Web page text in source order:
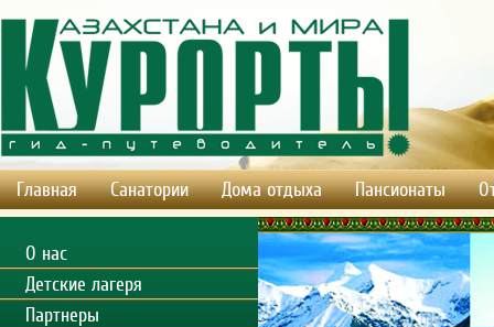
Главная Санатории Дома отдыха Пансионаты
О нас
Детские лагеря
Партнеры